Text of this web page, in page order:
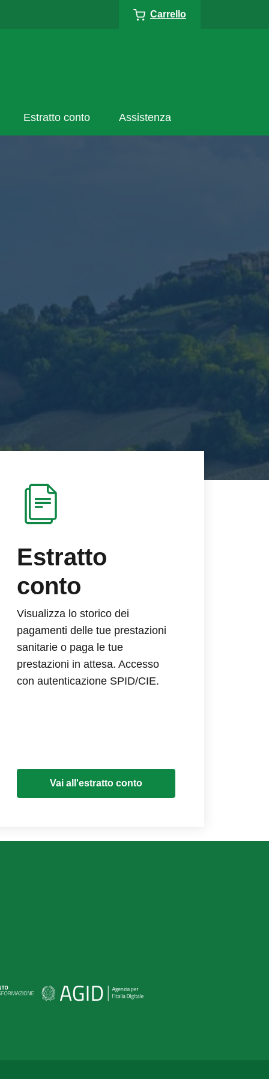
Carrello
Estratto conto Assistenza
Estratto
conto
Visualizza lo storico dei
pagamenti delle tue prestazioni
sanitarie o paga le tue
prestazioni in attesa. Accesso
con autenticazione SPID/CIE.
Vai all'estratto conto